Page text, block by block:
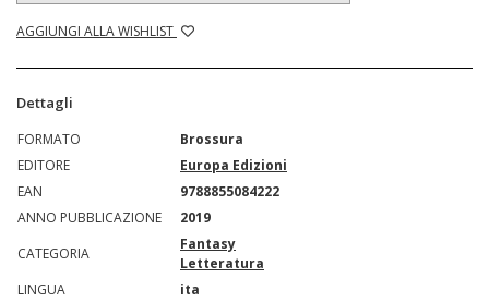
AGGIUNGI ALLA WISHLIST
Dettagli
FORMATO
Brossura
EDITORE
Europa Edizioni
EAN
9788855084222
ANNO PUBBLICAZIONE
2019
CATEGORIA
Fantasy
Letteratura
LINGUA
ita